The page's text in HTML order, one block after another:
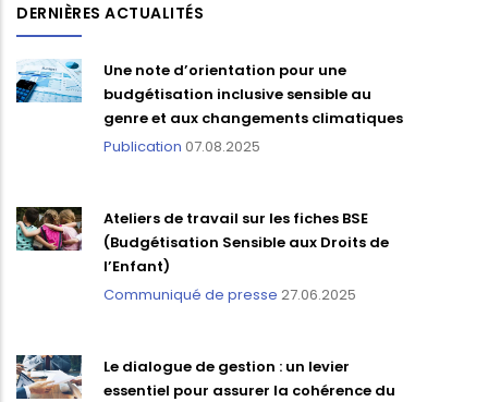
DERNIÈRES ACTUALITÉS
Une note d’orientation pour une
budgétisation inclusive sensible au
genre et aux changements climatiques
Publication 07.08.2025
Ateliers de travail sur les fiches BSE
(Budgétisation Sensible aux Droits de
l’Enfant)
Communiqué de presse 27.06.2025
Le dialogue de gestion : un levier
essentiel pour assurer la cohérence du